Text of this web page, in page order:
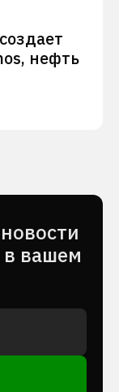
нефть
в вашем